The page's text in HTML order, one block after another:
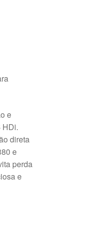
e
HDi.
direta
e
perda
e